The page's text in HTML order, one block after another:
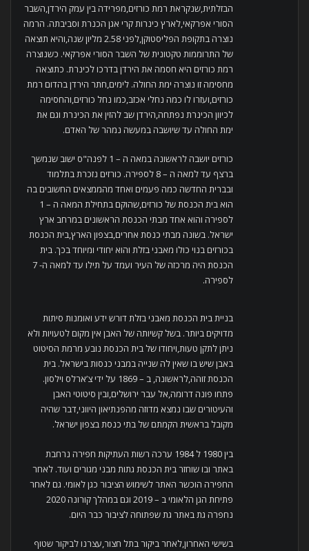
הבזלתית,שנקראת רמת כורזים,מפרידה בין עמק הירדן,השבר
הסורי אפרקאי,לארץ כינרות קרי אגן הכנרת וסביבתה. הרמה
נוצרה בתקופת הפליסטוקן,לפני 2.58 מליון שנה,והיא תוצאה
של התרוממות טקטונית של השבר הסורי אפרקאי. כשנוצרה
רמת כורזים היא חסמה את הירדן בדרכו לכינרת. כתוצאה
מחסימה זו נוצרה ימת החולה. לימים,חתר הירדן בהדום רמת
כורזים,ועזרו לו כמה נחלי אכזב,כמו נחל כורזים,והחסימה
לכיוון הכינרת נפתחה,הירדן שב להזין את הכינרת וגם את
ימת החולה עד שיושבה במעשה נמהר של האדם.
כורזים יושבה לראשונה במאה ה – 1 לפנה"ס ישוב שנמשך
ברצף עד למאה ה – 8 לספירה. כורזים נזכרת בתלמוד
ובברית החדשה כמה פעמים ואחד מהממצאים החשובים בה
הוא בית הכנסת של כורזים,שהוקם בתחילת המאה ה – 1
לספירה והוא אחד מבתי הכנסת הראשונים במרחב ארץ
ישראל. בשונה מבתי כנסת אחרים,בצפון הארץ,בית הכנסת
בכורזים בנוי כולו מאבני בזלת והוא יחודי ומיוחד בכך. בית
הכנסת היה מרכזה של העיר ועמד על תילו עד למאה ה- 7
לספירה.
בניית בית הכנסת מאבני בזלת דורש ידע ואומנות סיתות
מדויקים ביותר. בשל קשיותה של האבן אין מקום לטעויות ולא
ניתן לתקן טעות,ויחודו של בית הכנסת נובע מרמת הסיטוט
באבן שיש בו שאין לה שנייה במבני כנסות בישראל. בית
הכנסת זוהה,לראשונה, ב – 1869 על ידי צ’ארלס וילסון.
פתחו פונה דרומה,אל עבר ירושלים,ובין סיטוטי האבן
והעיטורים שבו נמצא מדוזה מהפנתיאון היווני,דבר שהיה
מקובל בראשית הקמתם של בתי כנסת בצפון ישראל.
בין 1980 ל 1984 ערכה רשות העתיקות חפירה נרחבת
באתר ובו שוחזר בית הכנסת גתות מבני מגורים ועוד. לאחר
החפירה הוכשר האתר לשימוש הציבור כגן לאומי. גם לאחר
פתיחת הגן הלאומי ב – 2019 וגם במהלך קורונה 2020
נחפרה גת באתר גת שפתוחה לציבור כבר היום.
בשישי האחרון,לאחר ביקור בתל חצור,עצרנו לביקור שטוף